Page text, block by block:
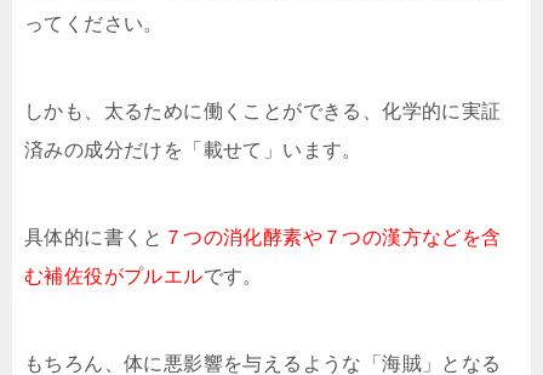
ってください。
しかも、太るために働くことができる、化学的に実証
済みの成分だけを「載せて」います。
具体的に書くと ７つの消化酵素や７つの漢方などを含
む補佐役がプルエルです。
もちろん、体に悪影響を与えるような「海賊」となる